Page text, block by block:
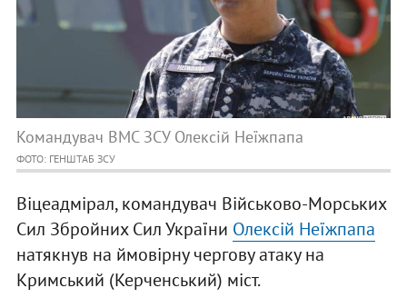
Командувач ВМС ЗСУ Олексій Неїжпапа
ФОТО: ГЕНШТАБ ЗСУ
Віцеадмірал, командувач Військово-Морських
Сил Збройних Сил України Олексій Неїжпапа
натякнув на ймовірну чергову атаку на
Кримський (Керченський) міст.